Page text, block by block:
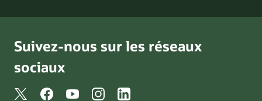
Suivez-nous sur les réseaux
sociaux